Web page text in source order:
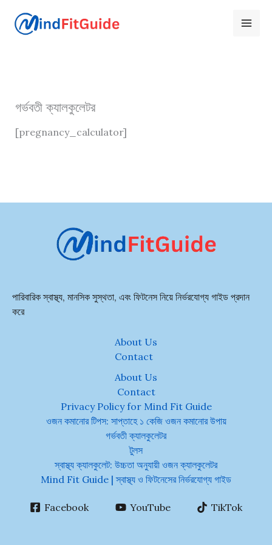
content
গর্ভবতী ক্যালকুলেটর
[pregnancy_calculator]
পারিবারিক স্বাস্থ্য, মানসিক সুস্থতা, এবং ফিটনেস নিয়ে নির্ভরযোগ্য গাইড প্রদান
করে
About Us
Contact
About Us
Contact
Privacy Policy for Mind Fit Guide
ওজন কমানোর টিপস: সাপ্তাহে ১ কেজি ওজন কমানোর উপায়
গর্ভবতী ক্যালকুলেটর
টুলস
স্বাস্থ্য ক্যালকুলেট: উচ্চতা অনুযায়ী ওজন ক্যালকুলেটর
Mind Fit Guide | স্বাস্থ্য ও ফিটনেসের নির্ভরযোগ্য গাইড
Facebook YouTube TikTok